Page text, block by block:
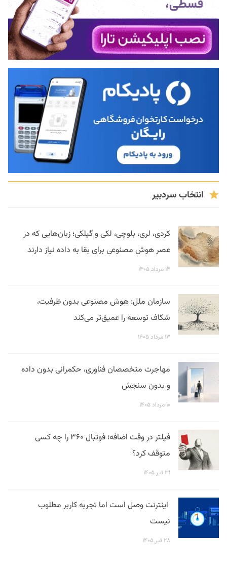
انتخاب سردبیر
کردی، لری، بلوچی، لکی و گیلکی؛ زبان‌هایی که در
عصر هوش مصنوعی برای بقا به داده نیاز دارند
۱۴ مرداد ۱۴۰۵
سازمان ملل: هوش مصنوعی بدون ظرفیت،
شکاف توسعه را عمیق‌تر می‌کند
۱۳ مرداد ۱۴۰۵
مهاجرت متخصصان فناوری، حکمرانی بدون داده
و بدون سنجش
۱۰ مرداد ۱۴۰۵
فیلتر در وقت اضافه؛ فوتبال ۳۶۰ را چه کسی
متوقف کرد؟
۳۱ تیر ۱۴۰۵
اینترنت وصل است اما تجربه کاربر مطلوب
نیست
۲۸ تیر ۱۴۰۵